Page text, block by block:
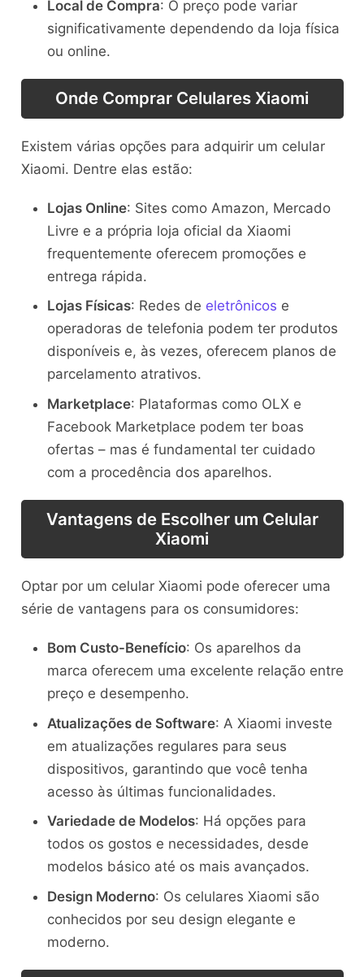
Local de Compra: O preço pode variar
significativamente dependendo da loja física
ou online.
Onde Comprar Celulares Xiaomi
Existem várias opções para adquirir um celular
Xiaomi. Dentre elas estão:
Lojas Online: Sites como Amazon, Mercado
Livre e a própria loja oficial da Xiaomi
frequentemente oferecem promoções e
entrega rápida.
Lojas Físicas: Redes de eletrônicos e
operadoras de telefonia podem ter produtos
disponíveis e, às vezes, oferecem planos de
parcelamento atrativos.
Marketplace: Plataformas como OLX e
Facebook Marketplace podem ter boas
ofertas – mas é fundamental ter cuidado
com a procedência dos aparelhos.
Vantagens de Escolher um Celular
Xiaomi
Optar por um celular Xiaomi pode oferecer uma
série de vantagens para os consumidores:
Bom Custo-Benefício: Os aparelhos da
marca oferecem uma excelente relação entre
preço e desempenho.
Atualizações de Software: A Xiaomi investe
em atualizações regulares para seus
dispositivos, garantindo que você tenha
acesso às últimas funcionalidades.
Variedade de Modelos: Há opções para
todos os gostos e necessidades, desde
modelos básico até os mais avançados.
Design Moderno: Os celulares Xiaomi são
conhecidos por seu design elegante e
moderno.